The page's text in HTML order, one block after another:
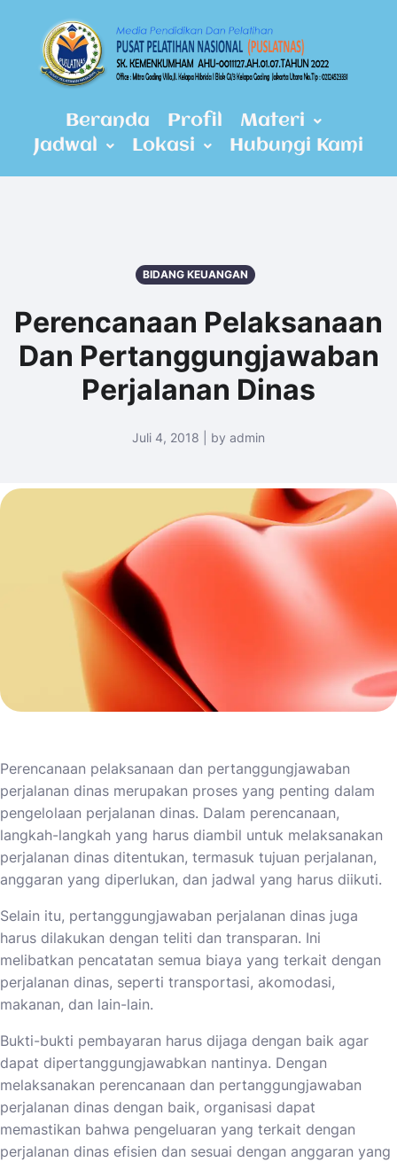
Beranda Profil
Materi
Jadwal
Lokasi Hubungi Kami
BIDANG KEUANGAN
Perencanaan Pelaksanaan
Dan Pertanggungjawaban
Perjalanan Dinas
Juli 4, 2018 | by admin
Perencanaan pelaksanaan dan pertanggungjawaban
perjalanan dinas merupakan proses yang penting dalam
pengelolaan perjalanan dinas. Dalam perencanaan,
langkah-langkah yang harus diambil untuk melaksanakan
perjalanan dinas ditentukan, termasuk tujuan perjalanan,
anggaran yang diperlukan, dan jadwal yang harus diikuti.
Selain itu, pertanggungjawaban perjalanan dinas juga
harus dilakukan dengan teliti dan transparan. Ini
melibatkan pencatatan semua biaya yang terkait dengan
perjalanan dinas, seperti transportasi, akomodasi,
makanan, dan lain-lain.
Bukti-bukti pembayaran harus dijaga dengan baik agar
dapat dipertanggungjawabkan nantinya. Dengan
melaksanakan perencanaan dan pertanggungjawaban
perjalanan dinas dengan baik, organisasi dapat
memastikan bahwa pengeluaran yang terkait dengan
perjalanan dinas efisien dan sesuai dengan anggaran yang